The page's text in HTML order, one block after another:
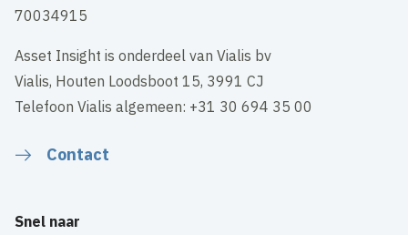
70034915
Asset Insight is onderdeel van Vialis bv
Vialis, Houten Loodsboot 15, 3991 CJ
Telefoon Vialis algemeen: +31 30 694 35 00
Contact
Snel naar